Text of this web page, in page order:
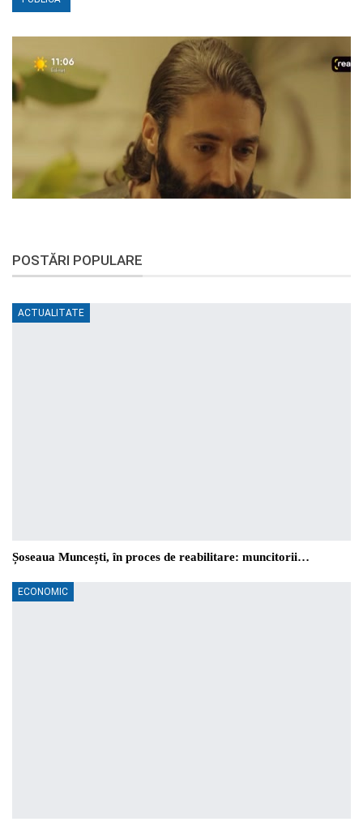
POSTĂRI POPULARE
ACTUALITATE
Șoseaua Muncești, în proces de reabilitare: muncitorii…
ECONOMIC